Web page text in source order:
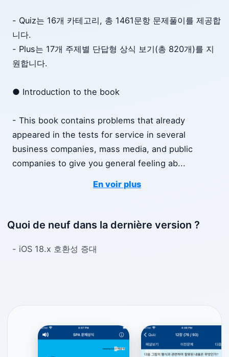
- Quiz는 16개 카테고리, 총 1461문항 문제풀이를 제공합
니다.
- Plus는 17개 주제별 단답형 상식 보기(총 820개)를 지
원합니다.
● Introduction to the book
- This book contains problems that already
appeared in the tests for service in several
business companies, mass media, and public
companies to give you general feeling ab...
En voir plus
Quoi de neuf dans la dernière version ?
- iOS 18.x 호환성 증대